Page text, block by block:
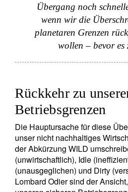
Übergang noch
wenn wir die
planetaren Grenzen
wollen – bevor es
Rückkehr zu
Betriebsgrenzen
Die Hauptursache für diese
unser nicht nachhaltiges
der Abkürzung WILD
(unwirtschaftlich), Idle
(unausgeglichen) und Dirty
Lombard Odier sind der